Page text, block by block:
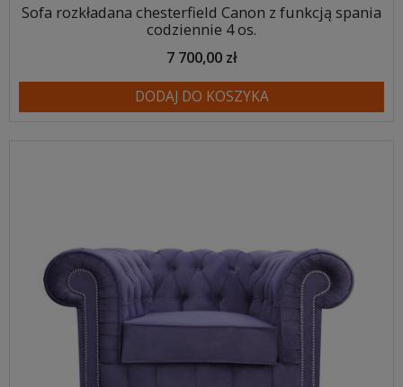
Sofa rozkładana chesterfield Canon z funkcją spania
codziennie 4 os.
7 700,00 zł
DODAJ DO KOSZYKA